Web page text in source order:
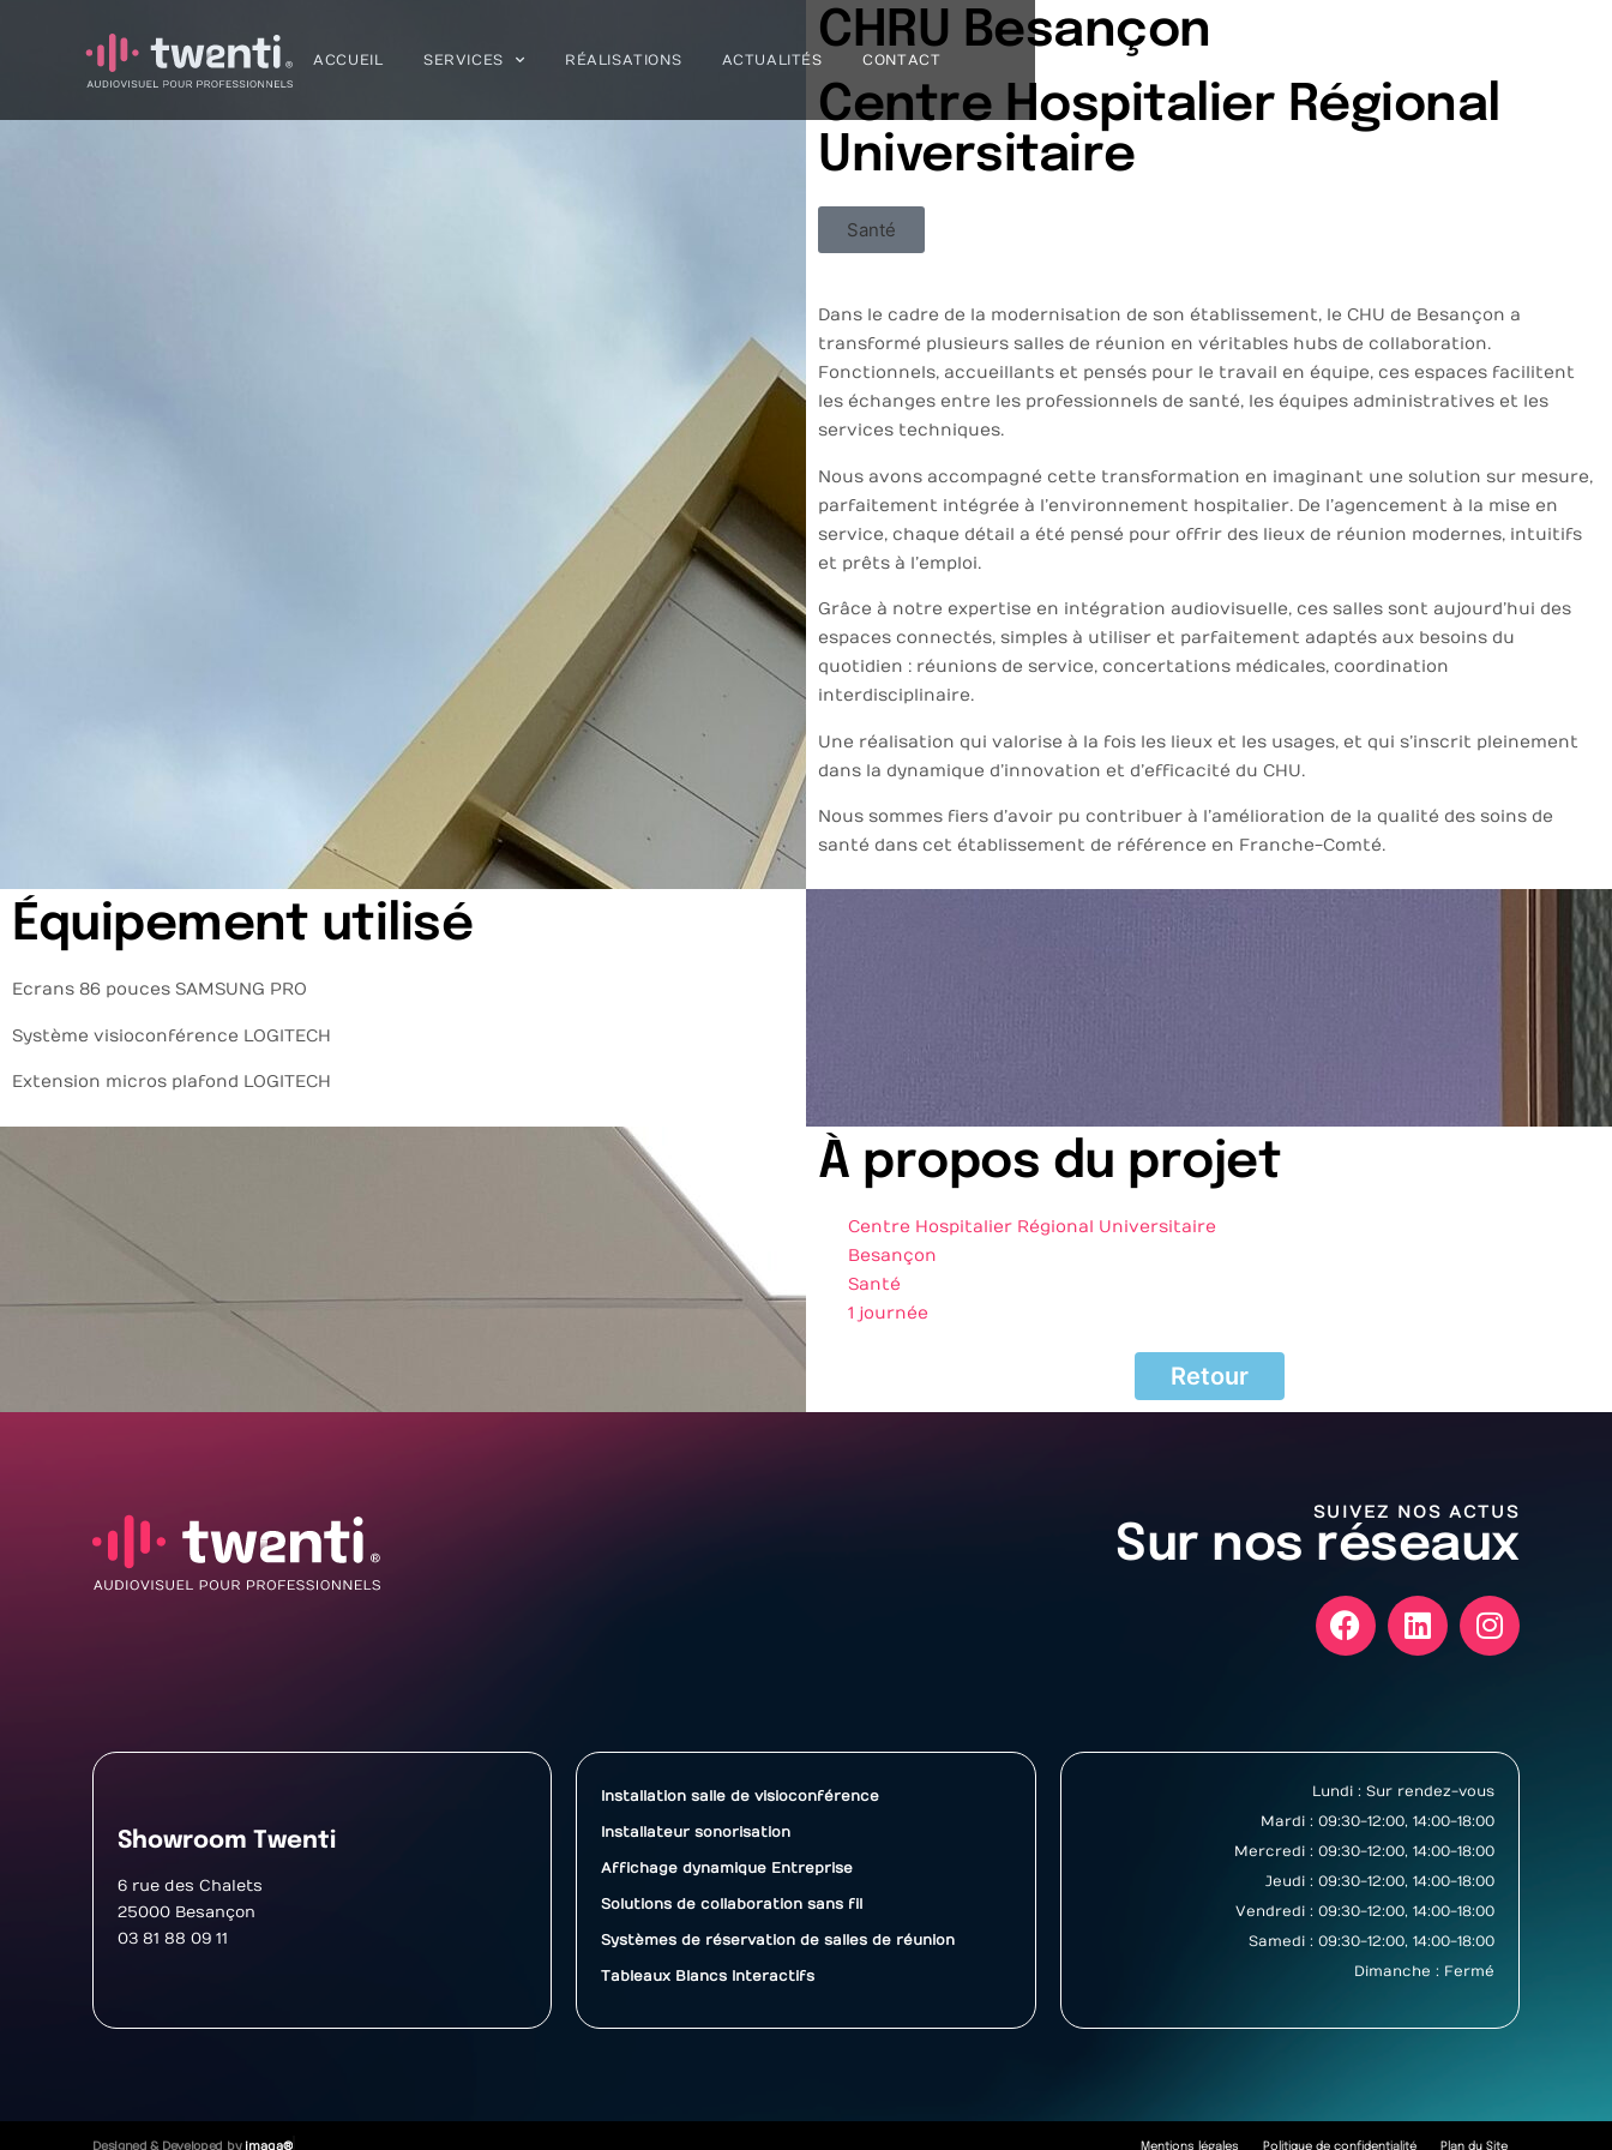
ACCUEIL SERVICES RÉALISATIONS ACTUALITÉS CONTACT
CHRU Besançon
Centre Hospitalier Régional
Universitaire
Santé
Dans le cadre de la modernisation de son établissement, le CHU de Besançon a
transformé plusieurs salles de réunion en véritables hubs de collaboration.
Fonctionnels, accueillants et pensés pour le travail en équipe, ces espaces facilitent
les échanges entre les professionnels de santé, les équipes administratives et les
services techniques.
Nous avons accompagné cette transformation en imaginant une solution sur mesure,
parfaitement intégrée à l’environnement hospitalier. De l’agencement à la mise en
service, chaque détail a été pensé pour offrir des lieux de réunion modernes, intuitifs
et prêts à l’emploi.
Grâce à notre expertise en intégration audiovisuelle, ces salles sont aujourd’hui des
espaces connectés, simples à utiliser et parfaitement adaptés aux besoins du
quotidien : réunions de service, concertations médicales, coordination
interdisciplinaire.
Une réalisation qui valorise à la fois les lieux et les usages, et qui s’inscrit pleinement
dans la dynamique d’innovation et d’efficacité du CHU.
Nous sommes fiers d’avoir pu contribuer à l’amélioration de la qualité des soins de
santé dans cet établissement de référence en Franche-Comté.
Équipement utilisé
Ecrans 86 pouces SAMSUNG PRO
Système visioconférence LOGITECH
Extension micros plafond LOGITECH
À propos du projet
Centre Hospitalier Régional Universitaire
Besançon
Santé
1 journée
Retour
SUIVEZ NOS ACTUS
Sur nos réseaux
Showroom Twenti
6 rue des Chalets
25000 Besançon
03 81 88 09 11
Installation salle de visioconférence
Installateur sonorisation
Affichage dynamique Entreprise
Solutions de collaboration sans fil
Systèmes de réservation de salles de réunion
Tableaux Blancs Interactifs
Lundi : Sur rendez-vous
Mardi : 09:30-12:00, 14:00-18:00
Mercredi : 09:30-12:00, 14:00-18:00
Jeudi : 09:30-12:00, 14:00-18:00
Vendredi : 09:30-12:00, 14:00-18:00
Samedi : 09:30-12:00, 14:00-18:00
Dimanche : Fermé
Designed & Developed by imaqa ® Mentions légales Politique de confidentialité Plan du Site